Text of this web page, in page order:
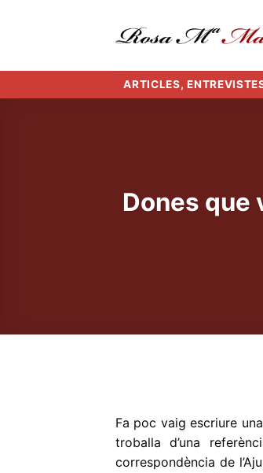
ARTICLES,
Dones que
Fa poc vaig escriure
troballa d’una
correspondència de